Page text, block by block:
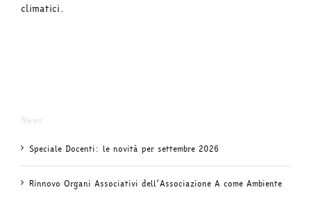
climatici.
News
Speciale Docenti: le novità per settembre 2026
Rinnovo Organi Associativi dell’Associazione A come Ambiente